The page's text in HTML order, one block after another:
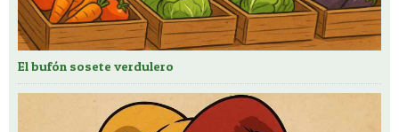
El bufón sosete verdulero